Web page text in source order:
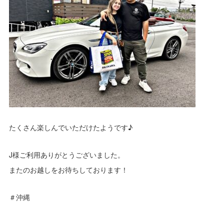
たくさん楽しんでいただけたようです♪
J様ご利用ありがとうございました。
またのお越しをお待ちしております！
＃沖縄